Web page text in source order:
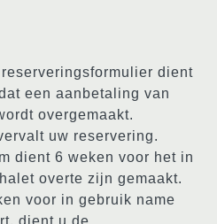
dient
een aanbetaling van
overgemaakt.
uw reservering.
dient 6 weken voor het in
overte zijn gemaakt.
voor in gebruik name
dient u de